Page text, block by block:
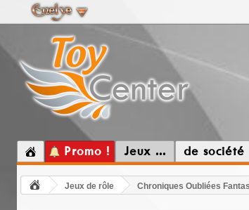
Promo ! Jeux ... de société
Jeux de rôle Chroniques Oubliées